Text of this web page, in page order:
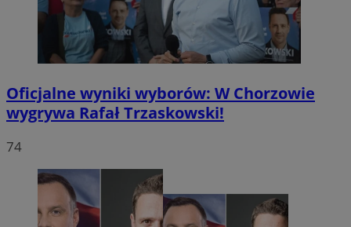
Oficjalne wyniki wyborów: W Chorzowie
wygrywa Rafał Trzaskowski!
74